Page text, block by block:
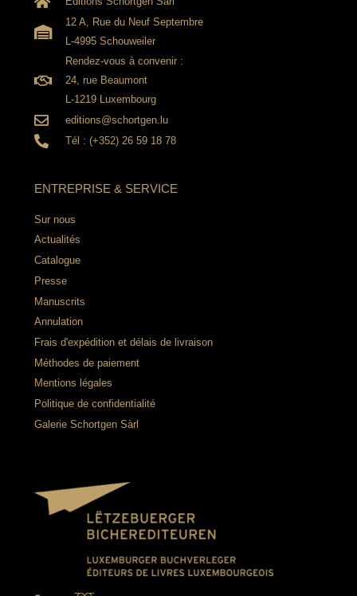
12 A, Rue du Neuf Septembre
L-4995 Schouweiler
Rendez-vous à convenir :
24, rue Beaumont
L-1219 Luxembourg
editions@schortgen.lu
Tél : (+352) 26 59 18 78
ENTREPRISE & SERVICE
Sur nous
Actualités
Catalogue
Presse
Manuscrits
Annulation
Frais d'expédition et délais de livraison
Méthodes de paiement
Mentions légales
Politique de confidentialité
Galerie Schortgen Sàrl